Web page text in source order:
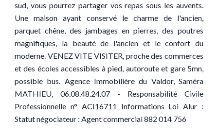
sud, vous pourrez partager vos repas sous les auvents.
Une maison ayant conservé le charme de l'ancien,
parquet chêne, des jambages en pierres, des poutres
magnifiques, la beauté de l'ancien et le confort du
moderne. VENEZ VITE VISITER, proche des commerces
et des écoles accessibles à pied, autoroute et gare 5mn,
possible bus. Agence Immobilière du Valdor, Saméra
MATHIEU, 06.08.48.24.07 - Responsabilité Civile
Professionnelle n° ACI16711 Informations Loi Alur :
Statut négociateur : Agent commercial 882 014 756